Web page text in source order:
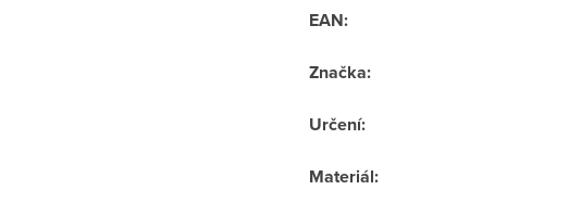
EAN:
Značka:
Určení:
Materiál: